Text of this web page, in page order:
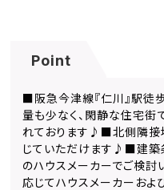
Point
■阪急今津線『仁川』駅
量も少なく、閑静な住宅
れております♪■北側隣接
じていただけます♪■建築
のハウスメーカーでご検
応じてハウスメーカーおよ